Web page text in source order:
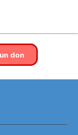
don